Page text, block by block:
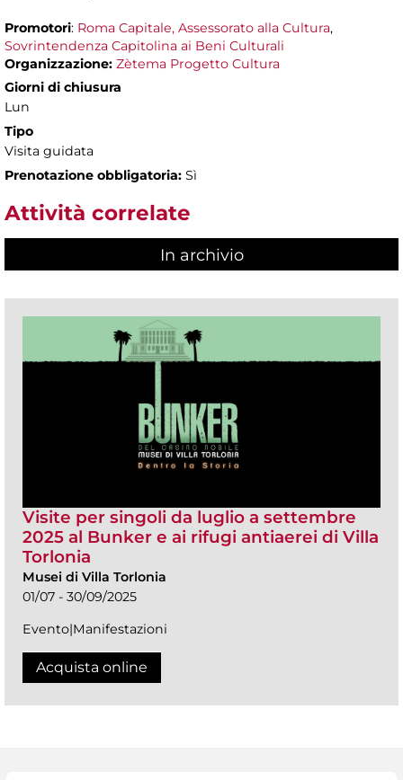
Promotori: Roma Capitale, Assessorato alla Cultura,
Sovrintendenza Capitolina ai Beni Culturali
Organizzazione: Zètema Progetto Cultura
Giorni di chiusura
Lun
Tipo
Visita guidata
Prenotazione obbligatoria: Sì
Attività correlate
In archivio
Visite per singoli da luglio a settembre
2025 al Bunker e ai rifugi antiaerei di Villa
Torlonia
Musei di Villa Torlonia
01/07 - 30/09/2025
Evento|Manifestazioni
Acquista online